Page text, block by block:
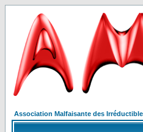
Association Malfaisante des